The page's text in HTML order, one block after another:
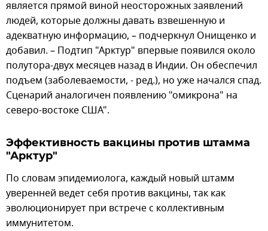
является прямой виной неосторожных заявлений
людей, которые должны давать взвешенную и
адекватную информацию, – подчеркнул Онищенко и
добавил. – Подтип "Арктур" впервые появился около
полутора-двух месяцев назад в Индии. Он обеспечил
подъем (заболеваемости, - ред.), но уже начался спад.
Сценарий аналогичен появлению "омикрона" на
северо-востоке США".
Эффективность вакцины против штамма
"Арктур"
По словам эпидемиолога, каждый новый штамм
уверенней ведет себя против вакцины, так как
эволюционирует при встрече с коллективным
иммунитетом.